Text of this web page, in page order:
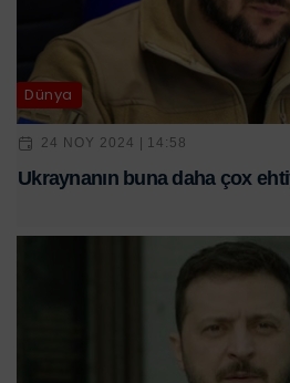
Dünya
24 NOY 2024 | 14:58
Ukraynanın buna daha çox